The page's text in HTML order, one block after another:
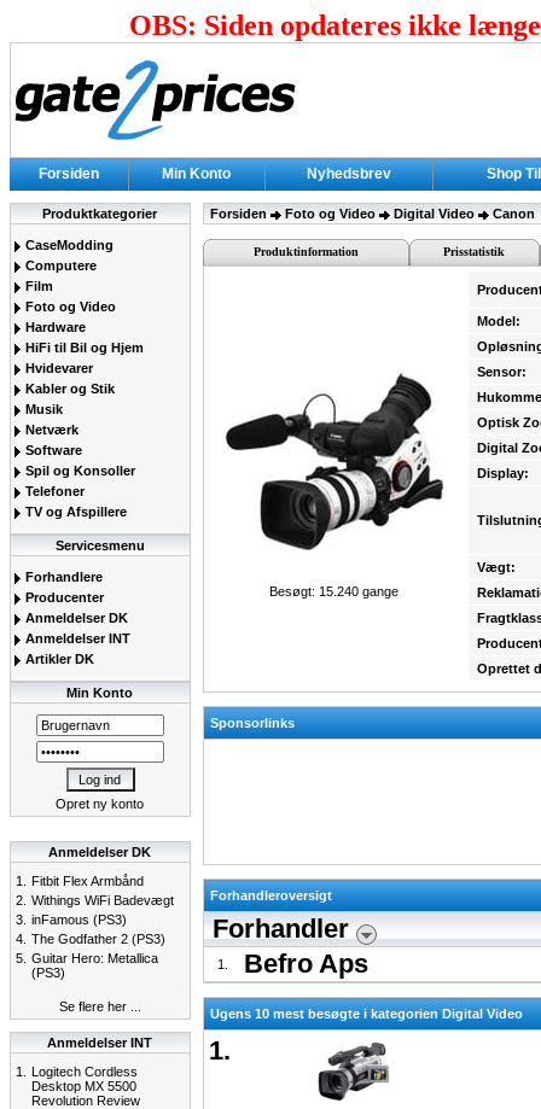
OBS: Siden opdateres ikke
Forsiden Min Konto Nyhedsbrev Shop
Produktkategorier
CaseModding
Computere
Film
Foto og Video
Hardware
HiFi til Bil og Hjem
Hvidevarer
Kabler og Stik
Musik
Netværk
Software
Spil og Konsoller
Telefoner
TV og Afspillere
Servicesmenu
Forhandlere
Producenter
Anmeldelser DK
Anmeldelser INT
Artikler DK
Min Konto
Opret ny konto
Anmeldelser DK
1.
Fitbit Flex Armbånd
2. Withings WiFi Badevægt
3. inFamous (PS3)
4. The Godfather 2 (PS3)
5. Guitar Hero: Metallica
(PS3)
Se flere her ...
Anmeldelser INT
1.
Logitech Cordless
Desktop MX 5500
Revolution Review
Forsiden Foto og Video Digital Video Canon
Produktinformation Prisstatistik
Besøgt: 15.240 gange
Model:
Sensor:
Optisk
Digital
Display:
Vægt:
Oprettet
Sponsorlinks
Forhandleroversigt
Forhandler
1. Befro Aps
Ugens 10 mest besøgte i kategorien Digital Video
1.